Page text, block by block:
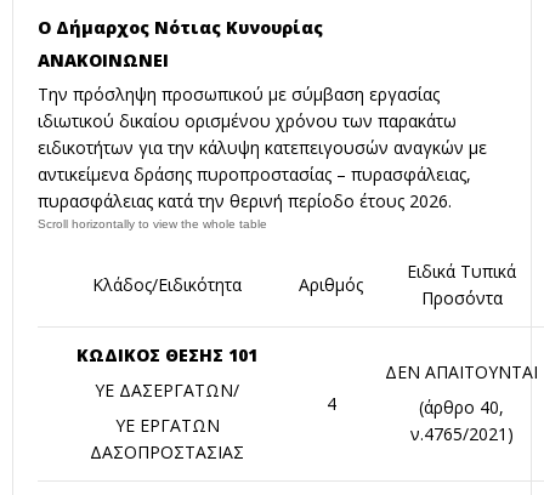
Ο Δήμαρχος Νότιας Κυνουρίας
ΑΝΑΚΟΙΝΩΝΕΙ
Την πρόσληψη προσωπικού με σύμβαση εργασίας
ιδιωτικού δικαίου ορισμένου χρόνου των παρακάτω
ειδικοτήτων για την κάλυψη κατεπειγουσών αναγκών με
αντικείμενα δράσης πυροπροστασίας – πυρασφάλειας,
πυρασφάλειας κατά την θερινή περίοδο έτους 2026.
Κλάδος/Ειδικότητα Αριθμός
Ειδικά Τυπικά
Προσόντα
ΚΩΔΙΚΟΣ ΘΕΣΗΣ 101
ΥΕ ΔΑΣΕΡΓΑΤΩΝ/
ΥΕ ΕΡΓΑΤΩΝ
ΔΑΣΟΠΡΟΣΤΑΣΙΑΣ
4
ΔΕΝ ΑΠΑΙΤΟΥΝΤΑΙ
(άρθρο 40,
ν.4765/2021)